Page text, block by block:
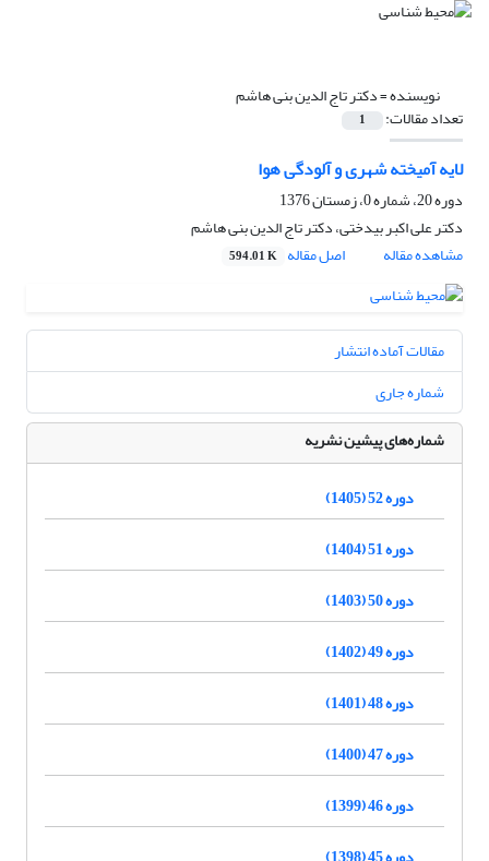
نویسنده =دکتر تاج الدین بنی هاشم
تعداد مقالات: 1
لایه آمیخته شهری و آلودگی هوا
دوره 20، شماره 0، زمستان 1376
دکتر علی اکبر بیدختی، دکتر تاج الدین بنی هاشم
مشاهده مقاله
اصل مقاله 594.01 K
مقالات آماده انتشار
شماره جاری
شماره‌های پیشین نشریه
دوره 52 (1405)
دوره 51 (1404)
دوره 50 (1403)
دوره 49 (1402)
دوره 48 (1401)
دوره 47 (1400)
دوره 46 (1399)